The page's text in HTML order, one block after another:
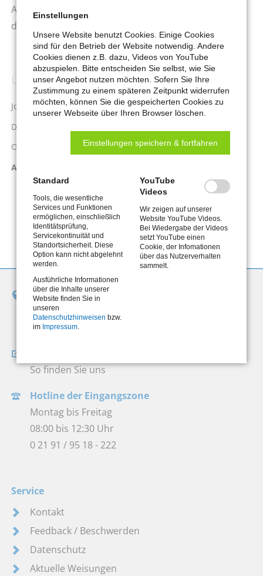
Arbeit im Jobcenter zu geben, ist das Ziel eines Films
der
Navigation
überspringen
ÜBER UNS
Jobcenter Remscheid
Dienstleistungen
Organisation & Gremien
Arbeiten im Jobcenter
Jobcenter Remscheid
Bismarckstraße 8-10
42853 Remscheid
So finden Sie uns
Hotline der Eingangszone
Montag bis Freitag
08:00 bis 12:30 Uhr
0 21 91 / 95 18 - 222
Service
Kontakt
Feedback / Beschwerden
Datenschutz
Aktuelle Weisungen
Einstellungen
Unsere Website benutzt Cookies. Einige Cookies
sind für den Betrieb der Website notwendig. Andere
Cookies dienen z.B. dazu, Videos von YouTube
abzuspielen. Bitte entscheiden Sie selbst, wie Sie
unser Angebot nutzen möchten. Sofern Sie Ihre
Zustimmung zu einem späteren Zeitpunkt widerrufen
möchten, können Sie die gespeicherten Cookies zu
unserer Webseite über Ihren Browser löschen.
Einstellungen speichern & fortfahren
Standard
Tools, die wesentliche
Services und Funktionen
ermöglichen, einschließlich
Identitätsprüfung,
Servicekontinuität und
Standortsicherheit. Diese
Option kann nicht abgelehnt
werden.
Ausführliche Informationen
über die Inhalte unserer
Website finden Sie in
unseren
Datenschutzhinweisen bzw.
im Impressum.
YouTube
Videos
Wir zeigen auf unserer
Website YouTube Videos.
Bei Wiedergabe der Videos
setzt YouTube einen
Cookie, der Infomationen
über das Nutzerverhalten
sammelt.